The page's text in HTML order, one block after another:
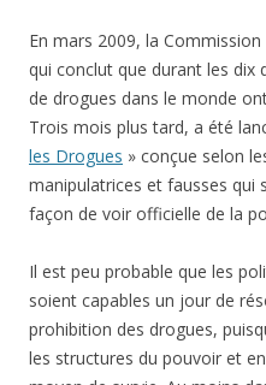
En mars 2009, la Commission
qui conclut que durant les dix
de drogues dans le monde
Trois mois plus tard, a été
les Drogues » conçue selon
manipulatrices et fausses qui
façon de voir officielle de la
Il est peu probable que les
soient capables un jour de
prohibition des drogues,
les structures du pouvoir et